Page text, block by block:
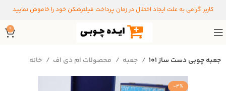
کاربر گرامی به علت ایجاد اختلال در زمان پرداخت فیلترشکن خود را خاموش نمایید
0
خانه جعبه جعبه چوبی دست ساز 101
-4%